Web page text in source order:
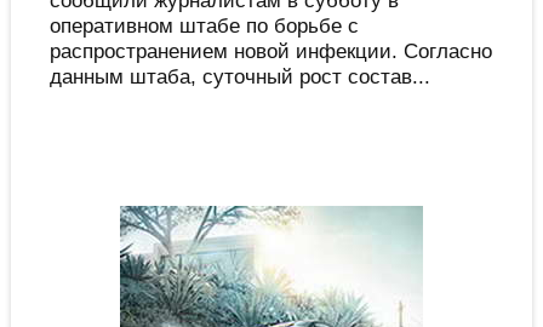
оперативном штабе по борьбе с
распространением новой инфекции. Согласно
данным штаба, суточный рост состав...